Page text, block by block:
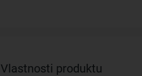
Vlastnosti produktu